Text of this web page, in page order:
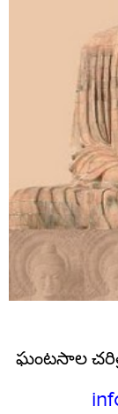
ఘంటసాల చరిత్ర